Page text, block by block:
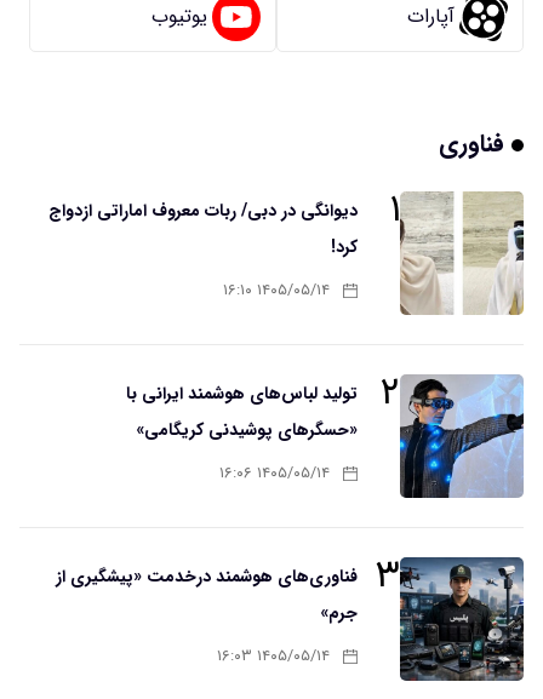
آپارات یوتیوب
فناوری
۱
دیوانگی در دبی/ ربات معروف اماراتی ازدواج
کرد!
۱۴۰۵/۰۵/۱۴ ۱۶:۱۰
۲
تولید لباس‌های هوشمند ایرانی با
«حسگرهای پوشیدنی کریگامی»
۱۴۰۵/۰۵/۱۴ ۱۶:۰۶
۳
فناوری‌های هوشمند درخدمت «پیشگیری از
جرم»
۱۴۰۵/۰۵/۱۴ ۱۶:۰۳